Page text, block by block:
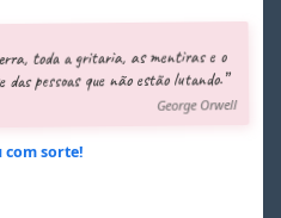
6
7
6
7
6
7
6
7
6
7
toda a gritaria, as mentiras e o
das pessoas que não estão lutando.”
George Orwell
com sorte!